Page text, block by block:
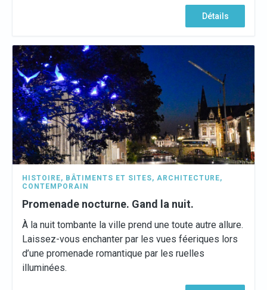
Détails
HISTOIRE, BÂTIMENTS ET SITES, ARCHITECTURE,
CONTEMPORAIN
Promenade nocturne. Gand la nuit.
À la nuit tombante la ville prend une toute autre allure.
Laissez-vous enchanter par les vues féeriques lors
d’une promenade romantique par les ruelles
illuminées.